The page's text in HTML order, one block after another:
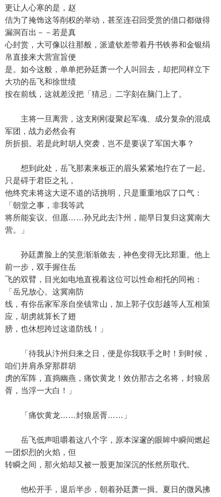
更让人心寒的是，赵
佶为了掩饰这等削权的举动，甚至连召回受赏的借口都做得
漏洞百出－－若是真
心封赏，大可像以往那般，派遣钦差带着丹书铁券和金银绢
帛直接来大营宣旨便
是。如今这般，单单把孙廷萧一个人叫回去，却把同样立下
大功的岳飞和徐世绩
按在前线，这就差没把「猜忌」二字刻在脑门上了。
主将一旦离营，这支刚刚凝聚起军魂、成分复杂的混成
军团，战力必然会有
所折损。若是此时胡人突袭，岂不是要误了军国大事？
想到此处，岳飞那素来板正的眉头紧紧地拧在了一起。
只是碍于君臣之礼，
他终究未将这大逆不道的话挑明，只是重重地叹了口气：
「朝堂之事，非我等武
将所能妄议。但愿……孙兄此去汴州，能早日复归这冀南大
营。」
孙廷萧脸上的笑意渐渐敛去，神色变得无比郑重。他上
前一步，双手握住岳
飞的双臂，目光如电地直视着这位可以性命相托的同袍：
「岳兄放心。这冀南防
线，有你岳家军亲自坐镇常山，加上郭子仪彭越等人互相策
应，胡虏就算长了翅
膀，也休想跨过这道防线！」
「待我从汴州归来之日，便是你我联手之时！到时候，
咱们并肩杀穿那群胡
虏的军阵，直捣幽燕，痛饮黄龙！效仿那古之名将，封狼居
胥，当浮一大白！」
「痛饮黄龙……封狼居胥……」
岳飞低声咀嚼着这八个字，原本深邃的眼眸中瞬间燃起
一团炽烈的火焰，但
转瞬之间，那火焰却又被一股更加深沉的怅然所取代。
他松开手，退后半步，朝着孙廷萧一揖。夏日的微风拂